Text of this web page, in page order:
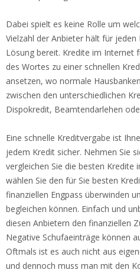
Dabei spielt es keine Rolle um
Vielzahl der Anbieter hält für
Lösung bereit. Kredite im Internet
des Wortes zu einer schnellen
ansetzen, wo normale
zwischen den unterschiedlichen
Dispokredit, Beamtendarlehen
Eine schnelle Kreditvergabe ist
jedem Kredit sicher. Nehmen Sie
vergleichen Sie die besten
wählen Sie den für Sie besten
finanziellen Engpass überwinden
begleichen können. Einfach und
diesen Anbietern den finanziellen
Negative Schufaeinträge können
Oftmals ist es auch nicht aus
und dennoch muss man mit den